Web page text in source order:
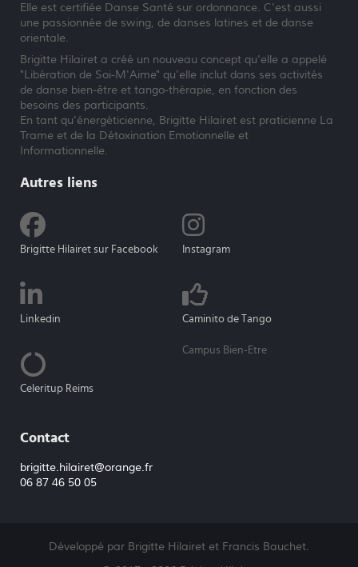
Elle est certifiée Danse Santé sur ordonnance. C'est aussi
une passionnée de swing, de danses latines et de danse
orientale.
Brigitte Hilairet a créé un nouveau concept qu'elle a appelé
"Libération de Soi-M'Aime" qu'elle inclut dans ses activités
de danse bien-être et tango-thérapie, en fonction des
besoins des participants.
En tant qu'énergéticienne, Brigitte Hilairet est praticienne La
Trame et de la Détoxination Emotionnelle et
Informationnelle.
Autres liens
Brigitte Hilairet sur Facebook Instagram
Linkedin Caminito de Tango
Celeritup Reims
Campus Bien-Etre
Contact
brigitte.hilairet@orange.fr
06 87 46 50 05
Développé par Brigitte Hilairet et Francis Bauchet.